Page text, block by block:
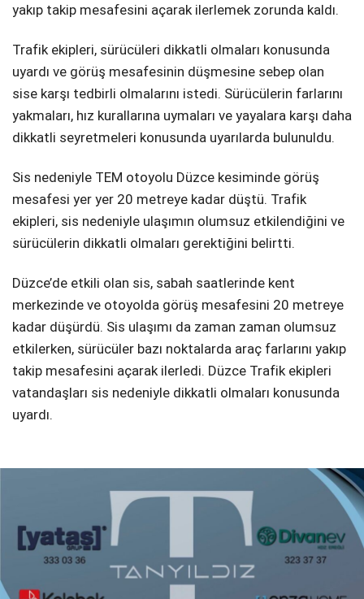
yakıp takip mesafesini açarak ilerlemek zorunda kaldı.
Trafik ekipleri, sürücüleri dikkatli olmaları konusunda
uyardı ve görüş mesafesinin düşmesine sebep olan
sise karşı tedbirli olmalarını istedi. Sürücülerin farlarını
yakmaları, hız kurallarına uymaları ve yayalara karşı daha
dikkatli seyretmeleri konusunda uyarılarda bulunuldu.
Sis nedeniyle TEM otoyolu Düzce kesiminde görüş
mesafesi yer yer 20 metreye kadar düştü. Trafik
ekipleri, sis nedeniyle ulaşımın olumsuz etkilendiğini ve
sürücülerin dikkatli olmaları gerektiğini belirtti.
Düzce’de etkili olan sis, sabah saatlerinde kent
merkezinde ve otoyolda görüş mesafesini 20 metreye
kadar düşürdü. Sis ulaşımı da zaman zaman olumsuz
etkilerken, sürücüler bazı noktalarda araç farlarını yakıp
takip mesafesini açarak ilerledi. Düzce Trafik ekipleri
vatandaşları sis nedeniyle dikkatli olmaları konusunda
uyardı.